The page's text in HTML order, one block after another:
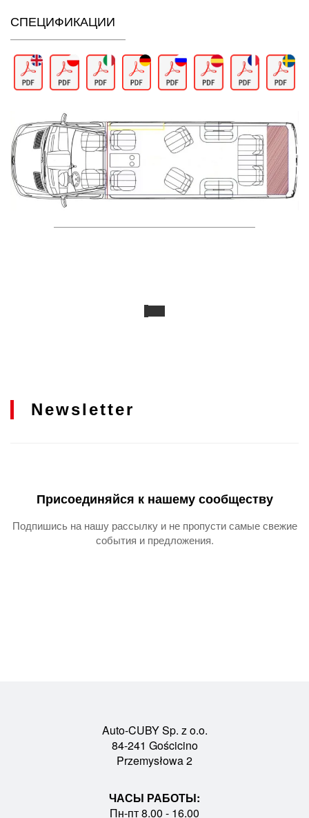
СПЕЦИФИКАЦИИ
Newsletter
Присоединяйся к нашему сообществу
Подпишись на нашу рассылку и не пропусти самые свежие
события и предложения.
Auto-CUBY Sp. z o.o.
84-241 Gościcino
Przemysłowa 2
ЧАСЫ РАБОТЫ:
Пн-пт 8.00 - 16.00